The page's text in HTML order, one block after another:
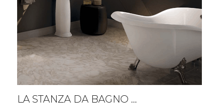
LA STANZA DA BAGNO …